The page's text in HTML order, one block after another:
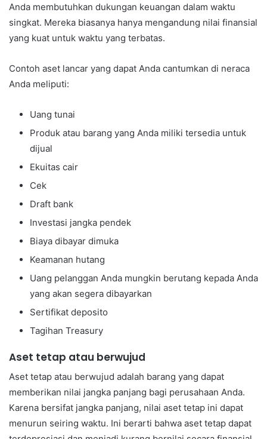
Anda membutuhkan dukungan keuangan dalam waktu
singkat. Mereka biasanya hanya mengandung nilai finansial
yang kuat untuk waktu yang terbatas.
Contoh aset lancar yang dapat Anda cantumkan di neraca
Anda meliputi:
Uang tunai
Produk atau barang yang Anda miliki tersedia untuk
dijual
Ekuitas cair
Cek
Draft bank
Investasi jangka pendek
Biaya dibayar dimuka
Keamanan hutang
Uang pelanggan Anda mungkin berutang kepada Anda
yang akan segera dibayarkan
Sertifikat deposito
Tagihan Treasury
Aset tetap atau berwujud
Aset tetap atau berwujud adalah barang yang dapat
memberikan nilai jangka panjang bagi perusahaan Anda.
Karena bersifat jangka panjang, nilai aset tetap ini dapat
menurun seiring waktu. Ini berarti bahwa aset tetap dapat